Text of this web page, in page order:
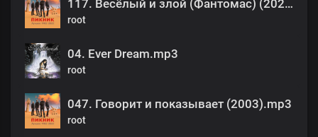
117. Весёлый и злой (Фантомас) (2022).mp3
root
04. Ever Dream.mp3
root
047. Говорит и показывает (2003).mp3
root